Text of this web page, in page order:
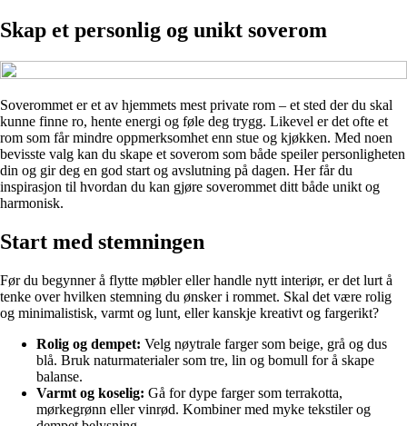
Skap et personlig og unikt soverom
Soverommet er et av hjemmets mest private rom – et sted der du skal
kunne finne ro, hente energi og føle deg trygg. Likevel er det ofte et
rom som får mindre oppmerksomhet enn stue og kjøkken. Med noen
bevisste valg kan du skape et soverom som både speiler personligheten
din og gir deg en god start og avslutning på dagen. Her får du
inspirasjon til hvordan du kan gjøre soverommet ditt både unikt og
harmonisk.
Start med stemningen
Før du begynner å flytte møbler eller handle nytt interiør, er det lurt å
tenke over hvilken stemning du ønsker i rommet. Skal det være rolig
og minimalistisk, varmt og lunt, eller kanskje kreativt og fargerikt?
Rolig og dempet: Velg nøytrale farger som beige, grå og dus
blå. Bruk naturmaterialer som tre, lin og bomull for å skape
balanse.
Varmt og koselig: Gå for dype farger som terrakotta,
mørkegrønn eller vinrød. Kombiner med myke tekstiler og